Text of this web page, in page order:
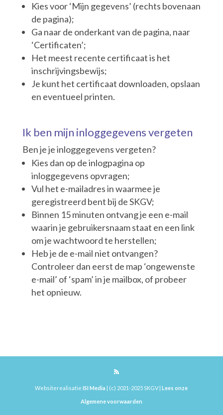
Kies voor ‘Mijn gegevens’ (rechts bovenaan
de pagina);
Ga naar de onderkant van de pagina, naar
‘Certificaten’;
Het meest recente certificaat is het
inschrijvingsbewijs;
Je kunt het certificaat downloaden, opslaan
en eventueel printen.
Ik ben mijn inloggegevens vergeten
Ben je je inloggegevens vergeten?
Kies dan op de inlogpagina op
inloggegevens opvragen;
Vul het e-mailadres in waarmee je
geregistreerd bent bij de SKGV;
Binnen 15 minuten ontvang je een e-mail
waarin je gebruikersnaam staat en een link
om je wachtwoord te herstellen;
Heb je de e-mail niet ontvangen?
Controleer dan eerst de map ‘ongewenste
e-mail’ of ‘spam’ in je mailbox, of probeer
het opnieuw.
WebsiterealisatieISI Media | (c) 2021-2025 SKGV |Lees onze
Algemene voorwaarden